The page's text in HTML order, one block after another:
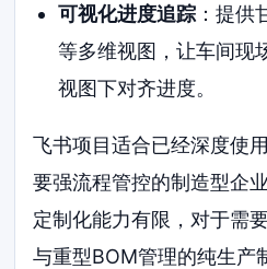
可视化进度追踪：提供
等多维视图，让车间现
视图下对齐进度。
飞书项目适合已经深度使
要强流程管控的制造型企
定制化能力有限，对于需
与重型BOM管理的纯生产